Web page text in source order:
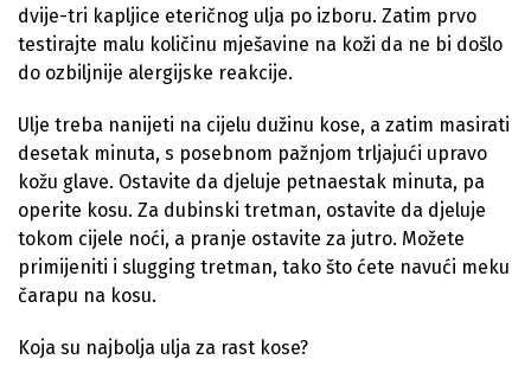
dvije-tri kapljice eteričnog ulja po izboru. Zatim prvo
testirajte malu količinu mješavine na koži da ne bi došlo
do ozbiljnije alergijske reakcije.
Ulje treba nanijeti na cijelu dužinu kose, a zatim masirati
desetak minuta, s posebnom pažnjom trljajući upravo
kožu glave. Ostavite da djeluje petnaestak minuta, pa
operite kosu. Za dubinski tretman, ostavite da djeluje
tokom cijele noći, a pranje ostavite za jutro. Možete
primijeniti i slugging tretman, tako što ćete navući meku
čarapu na kosu.
Koja su najbolja ulja za rast kose?